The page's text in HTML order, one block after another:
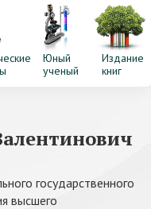
Юный
ученый
Издание
книг
государственного
высшего